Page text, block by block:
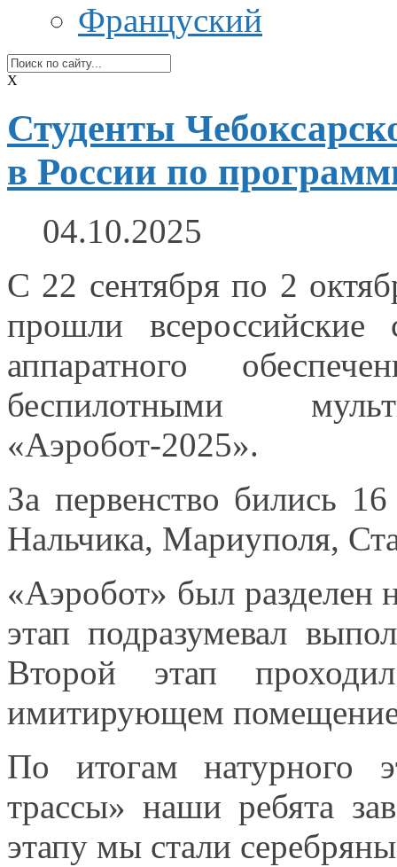
Француский
X
Студенты
в России по
04.10.2025
С 22 сентябряпо 2
прошли всероссийские
аппаратного
беспилотными
«Аэробот-2025».
За первенство бились
Нальчика, Мариуполя,
«Аэробот» был разделен
этап подразумевал
Второй этап
имитирующем
По итогам натурного
трассы» наши ребята
этапу мы стали